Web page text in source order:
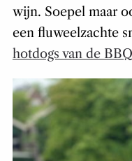
wijn. Soepel maar
een fluweelzachte
hotdogs van de BBQ